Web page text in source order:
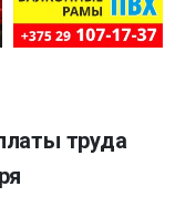
труда